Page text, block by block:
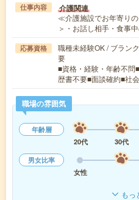
仕事内容 介護関連
≪介護施設でお年寄り
＞・お話し相手・食事
応募資格
職種未経験OK / ブラン
要
■資格・経験・年齢不問
歴書不要■面談確約■社
職場の雰囲気
年齢層
20代
30代
男女比率
女性
もっ